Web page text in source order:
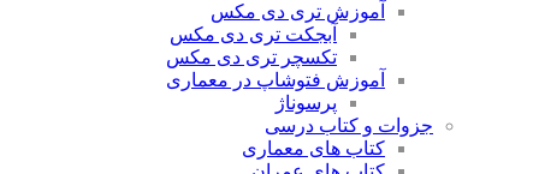
آموزش تری دی مکس
آبجکت تری دی مکس
تکسچر تری دی مکس
آموزش فتوشاپ در معماری
پرسوناژ
جزوات و کتاب درسی
کتاب های معماری